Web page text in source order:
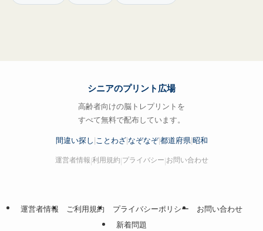
シニアのプリント広場
高齢者向けの脳トレプリントを
すべて無料で配布しています。
間違い探し | ことわざ|なぞなぞ|都道府県|昭和
運営者情報|利用規約|プライバシー|お問い合わせ
運営者情報 ご利用規約 プライバシーポリシー
お問い合わせ
新着問題